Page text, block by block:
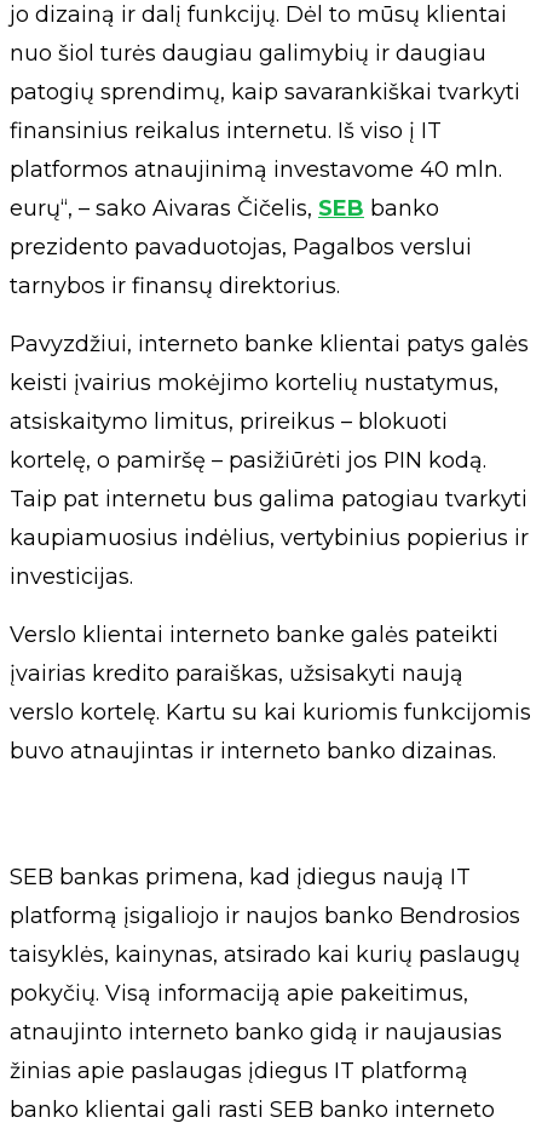
jo dizainą ir dalį funkcijų. Dėl to mūsų klientai
nuo šiol turės daugiau galimybių ir daugiau
patogių sprendimų, kaip savarankiškai tvarkyti
finansinius reikalus internetu. Iš viso į IT
platformos atnaujinimą investavome 40 mln.
eurų“, – sako Aivaras Čičelis, SEB banko
prezidento pavaduotojas, Pagalbos verslui
tarnybos ir finansų direktorius.
Pavyzdžiui, interneto banke klientai patys galės
keisti įvairius mokėjimo kortelių nustatymus,
atsiskaitymo limitus, prireikus – blokuoti
kortelę, o pamiršę – pasižiūrėti jos PIN kodą.
Taip pat internetu bus galima patogiau tvarkyti
kaupiamuosius indėlius, vertybinius popierius ir
investicijas.
Verslo klientai interneto banke galės pateikti
įvairias kredito paraiškas, užsisakyti naują
verslo kortelę. Kartu su kai kuriomis funkcijomis
buvo atnaujintas ir interneto banko dizainas.
SEB bankas primena, kad įdiegus naują IT
platformą įsigaliojo ir naujos banko Bendrosios
taisyklės, kainynas, atsirado kai kurių paslaugų
pokyčių. Visą informaciją apie pakeitimus,
atnaujinto interneto banko gidą ir naujausias
žinias apie paslaugas įdiegus IT platformą
banko klientai gali rasti SEB banko interneto